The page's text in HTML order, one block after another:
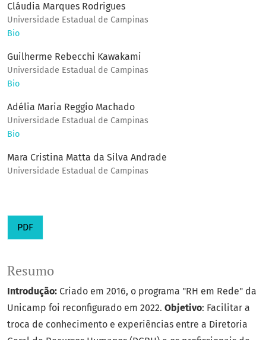
Cláudia Marques Rodrigues
Universidade Estadual de Campinas
Bio
Guilherme Rebecchi Kawakami
Universidade Estadual de Campinas
Bio
Adélia Maria Reggio Machado
Universidade Estadual de Campinas
Bio
Mara Cristina Matta da Silva Andrade
Universidade Estadual de Campinas
PDF
Resumo
Introdução: Criado em 2016, o programa "RH em Rede" da
Unicamp foi reconfigurado em 2022. Objetivo: Facilitar a
troca de conhecimento e experiências entre a Diretoria